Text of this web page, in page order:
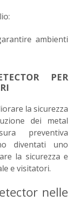
ambienti
PER
la sicurezza
dei metal
preventiva
diventati uno
la sicurezza e
e visitatori.
nelle